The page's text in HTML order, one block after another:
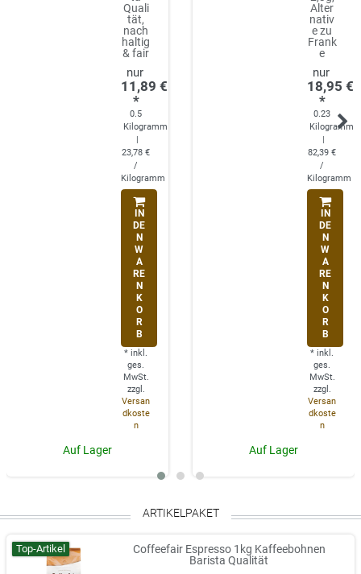
Quali
tät,
nach
haltig
& fair
11,89 €
*
0.5
Kilogramm
|
23,78 €
/
Kilogramm
IN
DE
N
W
A
RE
N
K
O
R
B
* inkl.
ges.
MwSt.
zzgl.
Versan
dkoste
n
Auf Lager
Alter
nativ
e zu
Frank
e
18,95 €
*
0.23
Kilogramm
|
82,39 €
/
Kilogramm
IN
DE
N
W
A
RE
N
K
O
R
B
* inkl.
ges.
MwSt.
zzgl.
Versan
dkoste
n
Auf Lager
ARTIKELPAKET
Top-Artikel
Coffeefair Espresso 1kg Kaffeebohnen
Barista Qualität